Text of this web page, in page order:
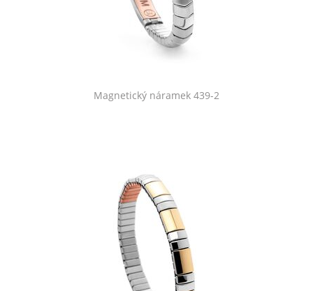
Magnetický náramek 439-2